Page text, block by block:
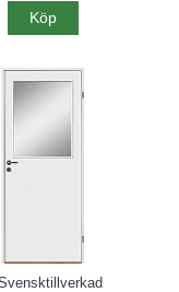
Köp